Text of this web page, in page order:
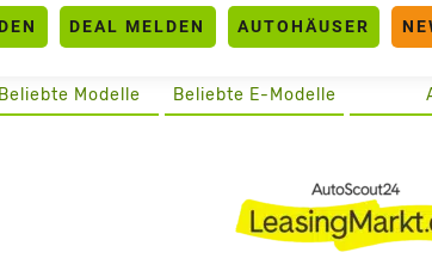
DEAL MELDEN AUTOHÄUSER
Beliebte E-Modelle
Beliebte Modelle